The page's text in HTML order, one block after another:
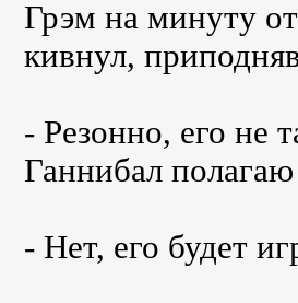
Грэм на минуту
кивнул,
- Резонно, его не
Ганнибал
- Нет, его будет